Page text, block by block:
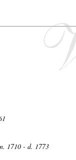
n. 1710 - d. 1773